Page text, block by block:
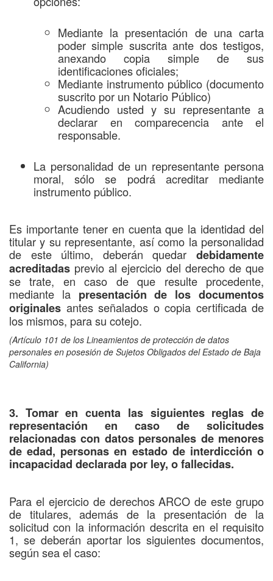
Mediante la presentación de una carta
poder simple suscrita ante dos testigos,
anexando copia simple de sus
identificaciones oficiales;
Mediante instrumento público (documento
suscrito por un Notario Público)
Acudiendo usted y su representante a
declarar en comparecencia ante el
responsable.
La personalidad de un representante persona
moral, sólo se podrá acreditar mediante
instrumento público.
Es importante tener en cuenta que la identidad del
titular y su representante, así como la personalidad
de este último, deberán quedar debidamente
acreditadas previo al ejercicio del derecho de que
se trate, en caso de que resulte procedente,
mediante la presentación de los documentos
originales antes señalados o copia certificada de
los mismos, para su cotejo.
(Artículo 101 de los Lineamientos de protección de datos
personales en posesión de Sujetos Obligados del Estado de Baja
California)
3. Tomar en cuenta las siguientes reglas de
representación en caso de solicitudes
relacionadas con datos personales de menores
de edad, personas en estado de interdicción o
incapacidad declarada por ley, o fallecidas.
Para el ejercicio de derechos ARCO de este grupo
de titulares, además de la presentación de la
solicitud con la información descrita en el requisito
1, se deberán aportar los siguientes documentos,
según sea el caso: